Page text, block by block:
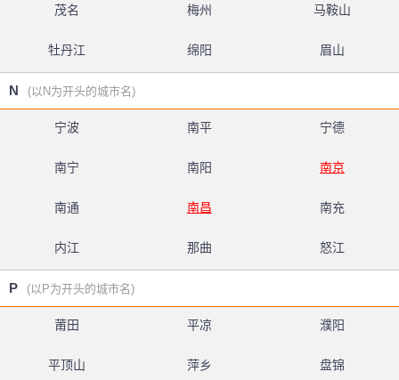
茂名 梅州 马鞍山
牡丹江 绵阳 眉山
N (以N为开头的城市名)
宁波 南平 宁德
南宁 南阳 南京
南通 南昌 南充
内江 那曲 怒江
P (以P为开头的城市名)
莆田 平凉 濮阳
平顶山 萍乡 盘锦